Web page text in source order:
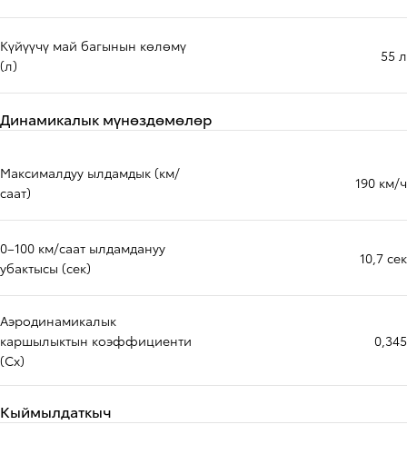
Күйүүчү май багынын көлөмү
(л)
55 л
Динамикалык мүнөздөмөлөр
Максималдуу ылдамдык (км/
саат)
190 км/ч
0–100 км/саат ылдамдануу
убактысы (сек)
10,7 сек
Аэродинамикалык
каршылыктын коэффициенти
(Cx)
0,345
Кыймылдаткыч